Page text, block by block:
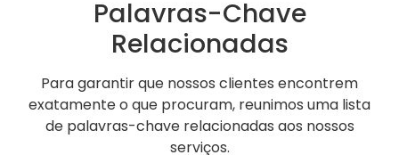
Palavras-Chave
Relacionadas
Para garantir que nossos clientes encontrem
exatamente o que procuram, reunimos uma lista
de palavras-chave relacionadas aos nossos
serviços.